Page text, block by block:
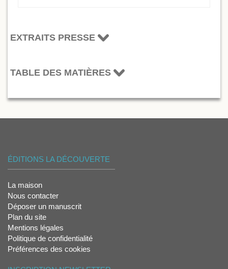
EXTRAITS PRESSE
TABLE DES MATIÈRES
ÉDITIONS LA DÉCOUVERTE
La maison
Nous contacter
Déposer un manuscrit
Plan du site
Mentions légales
Politique de confidentialité
Préférences des cookies